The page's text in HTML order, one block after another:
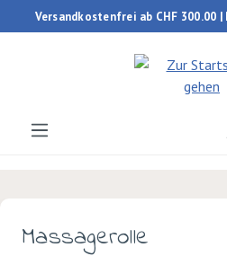
Zum Hauptinhalt springen
Versandkostenfrei ab CHF 300.00
Massagerolle